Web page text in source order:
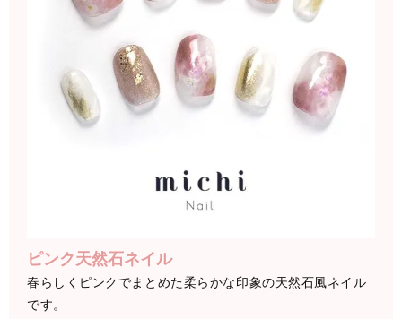
ピンク天然石ネイル
春らしくピンクでまとめた柔らかな印象の天然石風ネイル
です。